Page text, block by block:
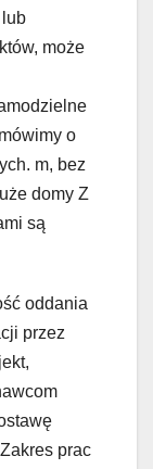
może
o
m, bez
domy Z
są
oddania
przez
prac